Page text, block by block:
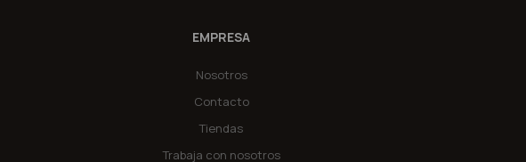
EMPRESA
Nosotros
Contacto
Tiendas
Trabaja con nosotros